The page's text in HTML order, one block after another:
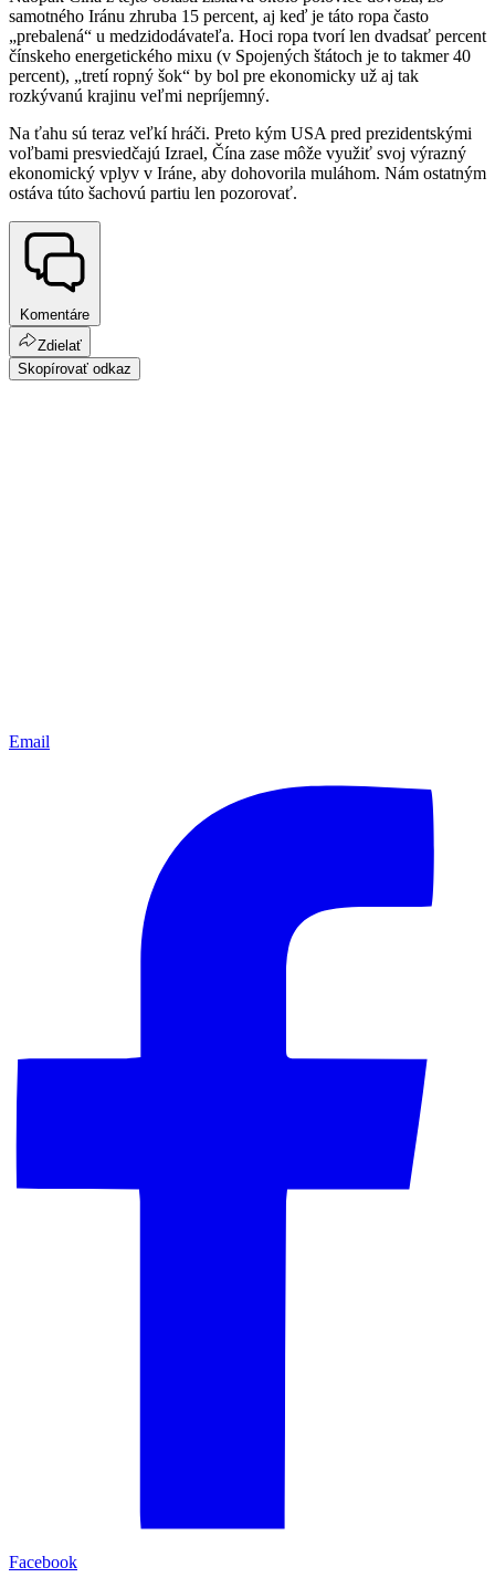
samotného Iránu zhruba 15 percent, aj keď je táto ropa často
„prebalená“ u medzidodávateľa. Hoci ropa tvorí len dvadsať percent
čínskeho energetického mixu (v Spojených štátoch je to takmer 40
percent), „tretí ropný šok“ by bol pre ekonomicky už aj tak
rozkývanú krajinu veľmi nepríjemný.
Na ťahu sú teraz veľkí hráči. Preto kým USA pred prezidentskými
voľbami presviedčajú Izrael, Čína zase môže využiť svoj výrazný
ekonomický vplyv v Iráne, aby dohovorila muláhom. Nám ostatným
ostáva túto šachovú partiu len pozorovať.
Komentáre
Zdielať
Skopírovať odkaz
Email
Facebook